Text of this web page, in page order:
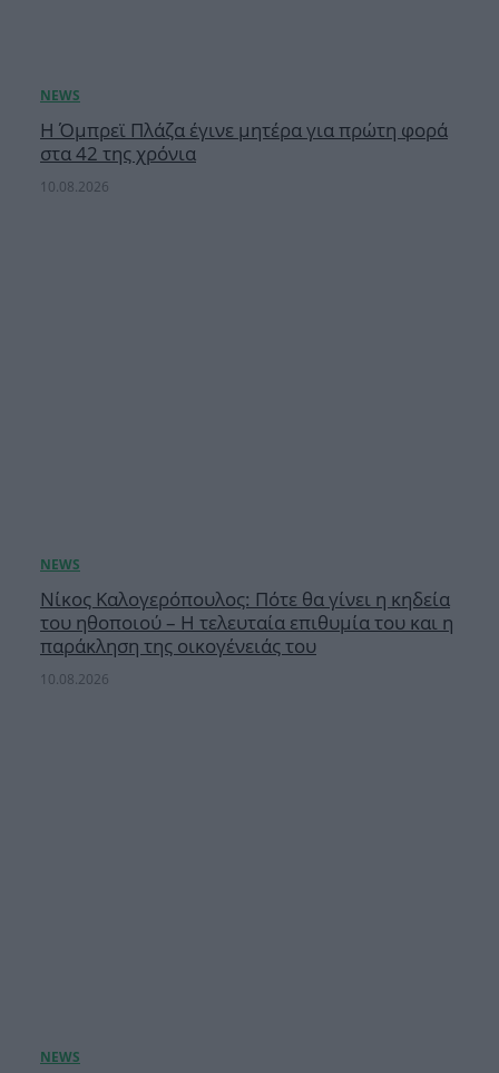
Η Όμπρεϊ Πλάζα έγινε μητέρα για πρώτη φορά
στα 42 της χρόνια
10.08.2026
Νίκος Καλογερόπουλος: Πότε θα γίνει η κηδεία
του ηθοποιού – Η τελευταία επιθυμία του και η
παράκληση της οικογένειάς του
10.08.2026